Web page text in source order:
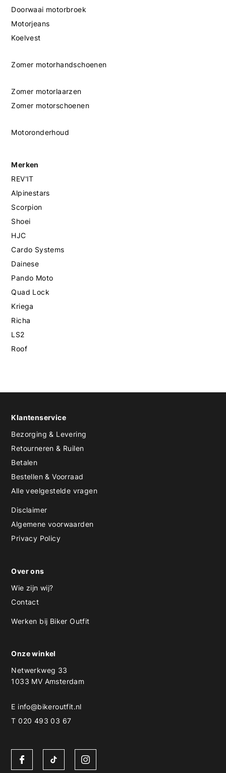
Doorwaai motorbroek
Motorjeans
Koelvest
Zomer motorhandschoenen
Zomer motorlaarzen
Zomer motorschoenen
Motoronderhoud
Merken
REV'IT
Alpinestars
Scorpion
Shoei
HJC
Cardo Systems
Dainese
Pando Moto
Quad Lock
Kriega
Richa
LS2
Roof
Klantenservice
Bezorging & Levering
Retourneren & Ruilen
Betalen
Bestellen & Voorraad
Alle veelgestelde vragen
Disclaimer
Algemene voorwaarden
Privacy Policy
Over ons
Wie zijn wij?
Contact
Werken bij Biker Outfit
Onze winkel
Netwerkweg 33
1033 MV Amsterdam
E info@bikeroutfit.nl
T 020 493 03 67